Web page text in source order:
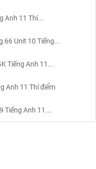
Anh 11 Thí...
66 Unit 10 Tiếng...
Tiếng Anh 11...
Anh 11 Thí điểm
Tiếng Anh 11...